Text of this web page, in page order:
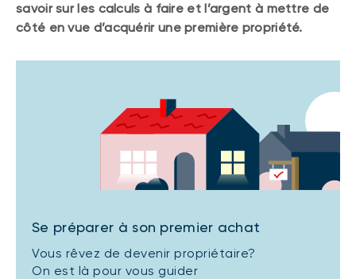
savoir sur les calculs à faire et l’argent à mettre de
côté en vue d’acquérir une première propriété.
Se préparer à son premier achat
Vous rêvez de devenir propriétaire?
On est là pour vous guider